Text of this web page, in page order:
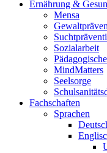
Ernährung &
Mensa
Sozialarbeit
MindMatters
Seelsorge
Fachschaften
Sprachen